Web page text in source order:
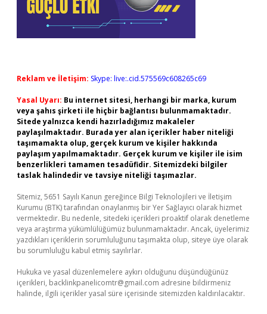
Reklam ve İletişim: Skype: live:.cid.575569c608265c69
Yasal Uyarı: Bu internet sitesi, herhangi bir marka, kurum
veya şahıs şirketi ile hiçbir bağlantısı bulunmamaktadır.
Sitede yalnızca kendi hazırladığımız makaleler
paylaşılmaktadır. Burada yer alan içerikler haber niteliği
taşımamakta olup, gerçek kurum ve kişiler hakkında
paylaşım yapılmamaktadır. Gerçek kurum ve kişiler ile isim
benzerlikleri tamamen tesadüfidir. Sitemizdeki bilgiler
taslak halindedir ve tavsiye niteliği taşımazlar.
Sitemiz, 5651 Sayılı Kanun gereğince Bilgi Teknolojileri ve İletişim
Kurumu (BTK) tarafından onaylanmış bir Yer Sağlayıcı olarak hizmet
vermektedir. Bu nedenle, sitedeki içerikleri proaktif olarak denetleme
veya araştırma yükümlülüğümüz bulunmamaktadır. Ancak, üyelerimiz
yazdıkları içeriklerin sorumluluğunu taşımakta olup, siteye üye olarak
bu sorumluluğu kabul etmiş sayılırlar.
Hukuka ve yasal düzenlemelere aykırı olduğunu düşündüğünüz
içerikleri, backlinkpanelicomtr@gmail.com adresine bildirmeniz
halinde, ilgili içerikler yasal süre içerisinde sitemizden kaldırılacaktır.